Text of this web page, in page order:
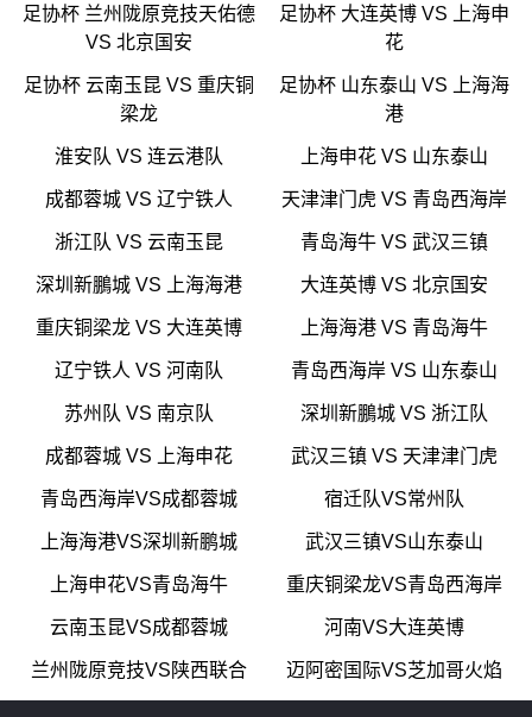
足协杯 兰州陇原竞技天佑德
VS 北京国安
足协杯 大连英博 VS 上海申
花
足协杯 云南玉昆 VS 重庆铜
梁龙
足协杯 山东泰山 VS 上海海
港
淮安队 VS 连云港队 上海申花 VS 山东泰山
成都蓉城 VS 辽宁铁人 天津津门虎 VS 青岛西海岸
浙江队 VS 云南玉昆 青岛海牛 VS 武汉三镇
深圳新鵬城 VS 上海海港 大连英博 VS 北京国安
重庆铜梁龙 VS 大连英博 上海海港 VS 青岛海牛
辽宁铁人 VS 河南队 青岛西海岸 VS 山东泰山
苏州队 VS 南京队 深圳新鵬城 VS 浙江队
成都蓉城 VS 上海申花 武汉三镇 VS 天津津门虎
青岛西海岸VS成都蓉城 宿迁队VS常州队
上海海港VS深圳新鹏城 武汉三镇VS山东泰山
上海申花VS青岛海牛 重庆铜梁龙VS青岛西海岸
云南玉昆VS成都蓉城 河南VS大连英博
兰州陇原竞技VS陕西联合 迈阿密国际VS芝加哥火焰